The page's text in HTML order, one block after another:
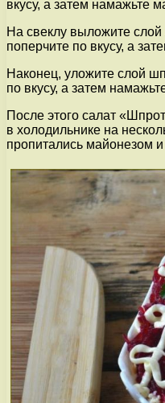
вкусу, а затем намажьте
На свеклу выложите слой
поперчите по вкусу, а
Наконец, уложите слой
по вкусу, а затем
После этого салат
в холодильнике на
пропитались майонезом